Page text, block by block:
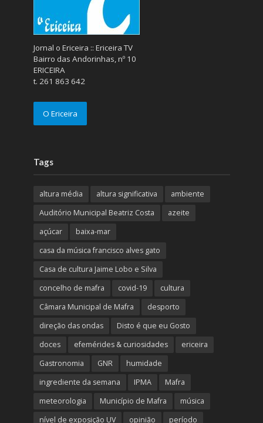
Jornal o Ericeira :: Ericeira TV
Bairro das Andorinhas, nº 10
ERICEIRA
t. 261 863 642
O Ericeira
Tags
altura média altura significativa
ambiente
Auditório Municipal Beatriz Costa
azeite
açúcar
baixa-mar
casa da música francisco alves gato
Casa de cultura Jaime Lobo e Silva
concelho de mafra
covid-19
cultura
Câmara Municipal de Mafra
desporto
direção das ondas
Disto é que eu Gosto
doces
efemérides & curiosidades
ericeira
Gastronomia
GNR
humidade
ingrediente da semana
IPMA
Mafra
meteorologia
Município de Mafra
música
nível de exposição UV
opinião período